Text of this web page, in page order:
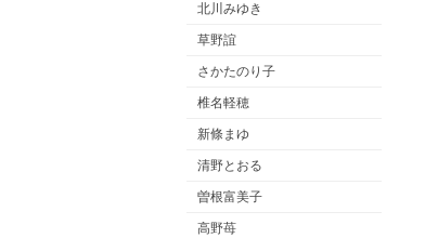
北川みゆき
草野誼
さかたのり子
椎名軽穂
新條まゆ
清野とおる
曽根富美子
高野苺